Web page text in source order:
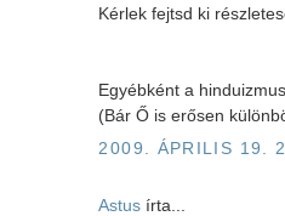
Kérlek fejtsd ki
Egyébként a
(Bár Ő is erősen
2009. ÁPRILIS 19.
Astus írta...